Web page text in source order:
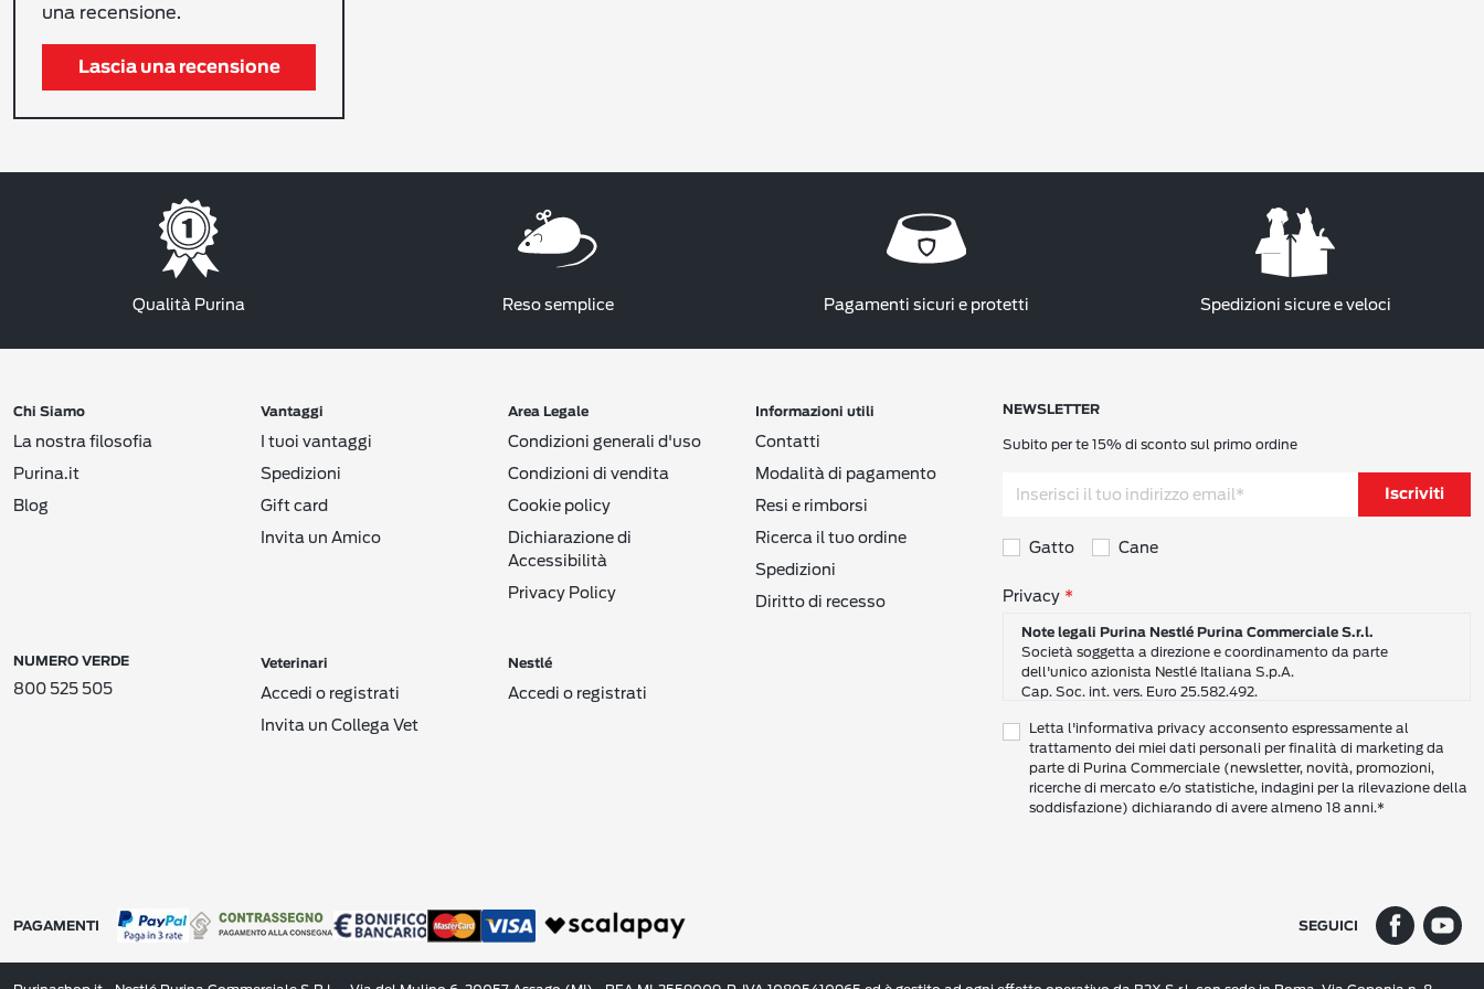
una recensione.
Lascia una recensione
Qualità Purina Reso semplice Pagamenti sicuri e protetti Spedizioni sicure e veloci
NEWSLETTER
Subito per te 15% di sconto sul primo ordine
Iscriviti
Gatto Cane
Consensi sulla privacy
Privacy
Note legali Purina Nestlé Purina Commerciale S.r.l.
Società soggetta a direzione e coordinamento da parte
dell'unico azionista Nestlé Italiana S.p.A.
Cap. Soc. int. vers. Euro 25.582.492.
6 - 20057 Assago (Mi)
Tel.: +39 02 8181 1
Codice Fiscale e Partita I.V.A. 10805410965
PEC: pur.it@pec.it
(“Informativa”) per conoscere le nostre politiche e pratiche relative ai vostri Dati
Questa Informativa vale per i singoli individui che interagiscono con i servizi di
Letta l'informativa privacy acconsento espressamente al
trattamento dei miei dati personali per finalità di marketing da
parte di Purina Commerciale (newsletter, novità, promozioni,
ricerche di mercato e/o statistiche, indagini per la rilevazione della
soddisfazione) dichiarando di avere almeno 18 anni.*
Chi Siamo
La nostra filosofia
Purina.it
Blog
Vantaggi
I tuoi vantaggi
Spedizioni
Gift card
Invita un Amico
Area Legale
Condizioni generali d'uso
Condizioni di vendita
Cookie policy
Dichiarazione di
Accessibilità
Privacy Policy
Informazioni utili
Contatti
Modalità di pagamento
Resi e rimborsi
Ricerca il tuo ordine
Spedizioni
Diritto di recesso
Veterinari
Accedi o registrati
Invita un Collega Vet
Nestlé
Accedi o registrati
NUMERO VERDE
800 525 505
PAGAMENTI SEGUICI